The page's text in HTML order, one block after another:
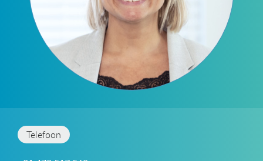
Telefoon